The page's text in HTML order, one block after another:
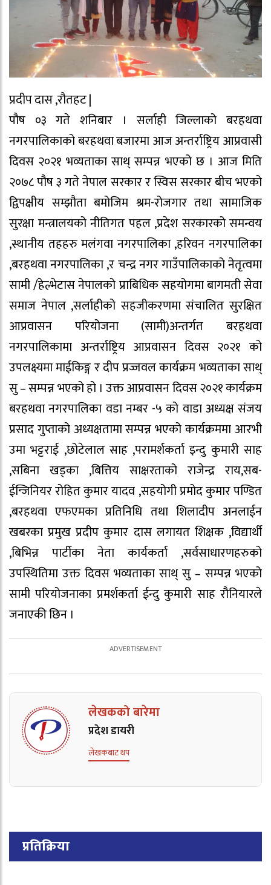
प्रदीप दास ,रौतहट |
पौष ०३ गते शनिबार । सर्लाही जिल्लाको बरहथवा
नगरपालिकाको बरहथवा बजारमा आज अन्तर्राष्ट्रिय आप्रवासी
दिवस २०२१ भव्यताका साथ् सम्पन्न भएको छ । आज मिति
२०७८ पौष ३ गते नेपाल सरकार र स्विस सरकार बीच भएको
द्विपक्षीय सम्झौता बमोजिम श्रम-रोजगार तथा सामाजिक
सुरक्षा मन्त्रालयको नीतिगत पहल ,प्रदेश सरकारको समन्वय
,स्थानीय तहहरु मलंगवा नगरपालिका ,हरिवन नगरपालिका
,बरहथवा नगरपालिका ,र चन्द्र नगर गाउँपालिकाको नेतृत्वमा
सामी /हेल्भेटास नेपालको प्राबिधिक सहयोगमा बागमती सेवा
समाज नेपाल ,सर्लाहीको सहजीकरणमा संचालित सुरक्षित
आप्रवासन परियोजना (सामी)अन्तर्गत बरहथवा
नगरपालिकामा अन्तर्राष्ट्रिय आप्रवासन दिवस २०२१ को
उपलक्ष्यमा माईकिङ्ग र दीप प्रज्जवल कार्यक्रम भव्यताका साथ्
सु – सम्पन्न भएको हो । उक्त आप्रवासन दिवस २०२१ कार्यक्रम
बरहथवा नगरपालिका वडा नम्बर -५ को वाडा अध्यक्ष संजय
प्रसाद गुप्ताको अध्यक्षतामा सम्पन्न भएको कार्यक्रममा आरभी
उमा भट्टराई ,छोटेलाल साह ,परामर्शकर्ता इन्दु कुमारी साह
,सबिना खड्का ,बित्तिय साक्षरताको राजेन्द्र राय,सब-
ईन्जिनियर रोहित कुमार यादव ,सहयोगी प्रमोद कुमार पण्डित
,बरहथवा एफएमका प्रतिनिधि तथा शिलादीप अनलाईन
खबरका प्रमुख प्रदीप कुमार दास लगायत शिक्षक ,विद्यार्थी
,बिभिन्न पार्टीका नेता कार्यकर्ता ,सर्वसाधारणहरुको
उपस्थितिमा उक्त दिवस भव्यताका साथ् सु – सम्पन्न भएको
सामी परियोजनाका प्रमर्शकर्ता ईन्दु कुमारी साह रौनियारले
जनाएकी छिन ।
लेखकको बारेमा
प्रदेश डायरी
लेखकबाट थप
प्रतिक्रिया